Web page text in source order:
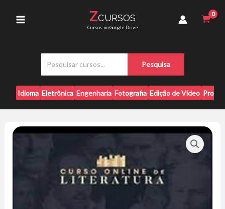
Menu
ZCURSOS
Cursos no Google Drive
s
q
u
i
a
Pesquisa
Idioma Eletrônica Engenharia Fotografia Edição de Vídeo
Matheus